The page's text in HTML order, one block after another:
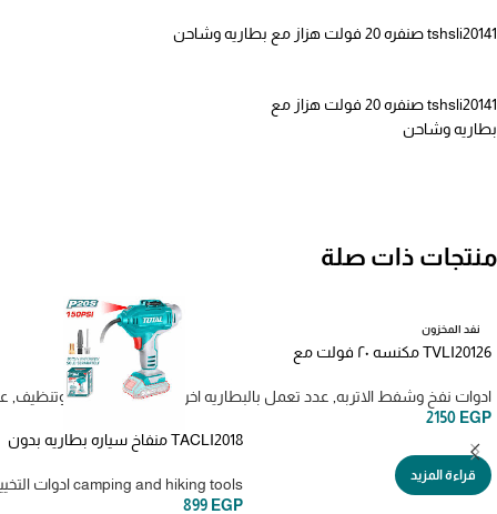
tshsli20141 صنفره 20 فولت هزاز مع بطاريه وشاحن
tshsli20141 صنفره 20 فولت هزاز مع
بطاريه وشاحن
منتجات ذات صلة
نفد المخزون
TVLI20126 مكنسه ٢٠ فولت مع
ادوات نفخ وشفط الاتربه عدد تعمل بالبطاريه اخري ,ماكينات غسيل وتنظيف
2150 EGP
قراءة المزيد
TACLI2018 منفاخ سياره بطاريه بدون
camping and hiking tools ادوات التخييم
899 EGP